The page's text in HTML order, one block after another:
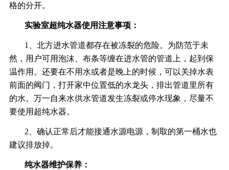
格的分开。
实验室超纯水器使用注意事项：
1、北方进水管道都存在被冻裂的危险。为防范于未
然，用户可用泡沫、布条等缠在进水管的管道上，起到保
温作用。还要在不用水或者是晚上的时候，可以关掉水表
前面的阀门，打开家中位置低的水龙头，排出管道里所有
的水。万一自来水供水管道发生冻裂或停水现象，尽量不
要使用超纯水器。
2、确认正常后才能接通水源电源，制取的第一桶水也
建议排放掉。
纯水器维护保养：